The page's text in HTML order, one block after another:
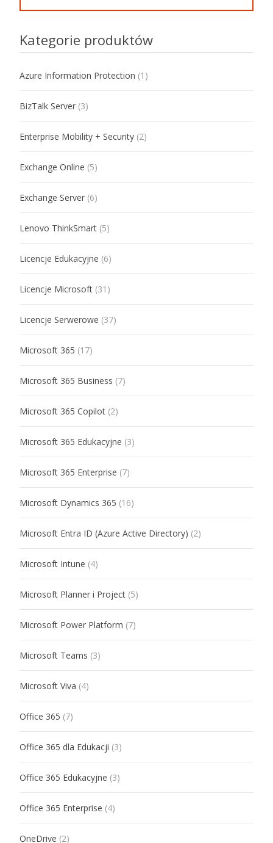
Kategorie produktów
Azure Information Protection (1)
BizTalk Server (3)
Enterprise Mobility + Security (2)
Exchange Online (5)
Exchange Server (6)
Lenovo ThinkSmart (5)
Licencje Edukacyjne (6)
Licencje Microsoft (31)
Licencje Serwerowe (37)
Microsoft 365 (17)
Microsoft 365 Business (7)
Microsoft 365 Copilot (2)
Microsoft 365 Edukacyjne (3)
Microsoft 365 Enterprise (7)
Microsoft Dynamics 365 (16)
Microsoft Entra ID (Azure Active Directory) (2)
Microsoft Intune (4)
Microsoft Planner i Project (5)
Microsoft Power Platform (7)
Microsoft Teams (3)
Microsoft Viva (4)
Office 365 (7)
Office 365 dla Edukacji (3)
Office 365 Edukacyjne (3)
Office 365 Enterprise (4)
OneDrive (2)